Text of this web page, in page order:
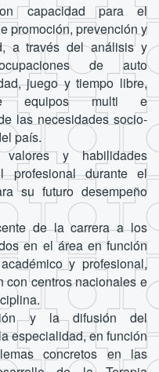
capacidad para el
promoción, prevención y
a través del análisis y
de auto
juego y tiempo libre,
equipos multi e
las necesidades socio-
país.
valores y habilidades
profesional durante el
su futuro desempeño
de la carrera a los
en el área en función
y profesional,
con centros nacionales e
y la difusión del
especialidad, en función
concretos en las